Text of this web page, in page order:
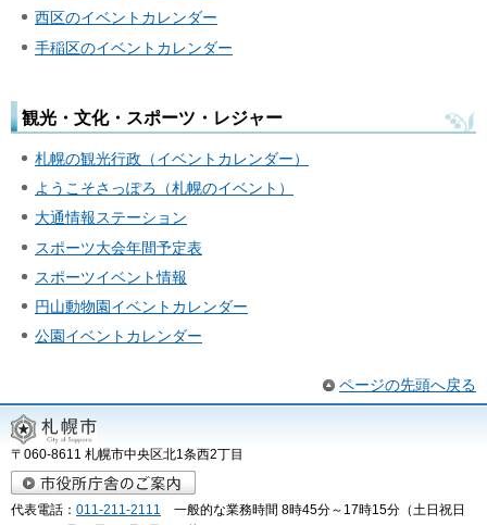
西区のイベントカレンダー
手稲区のイベントカレンダー
観光・文化・スポーツ・レジャー
札幌の観光行政（イベントカレンダー）
ようこそさっぽろ（札幌のイベント）
大通情報ステーション
スポーツ大会年間予定表
スポーツイベント情報
円山動物園イベントカレンダー
公園イベントカレンダー
ページの先頭へ戻る
〒060-8611 札幌市中央区北1条西2丁目
代表電話： 011-211-2111 一般的な業務時間 8時45分～17時15分（土日祝日